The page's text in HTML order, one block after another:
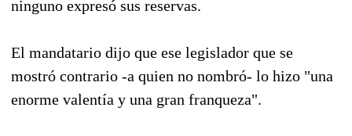
ninguno expresó sus reservas.
El mandatario dijo que ese legislador que se
mostró contrario -a quien no nombró- lo hizo "una
enorme valentía y una gran franqueza".